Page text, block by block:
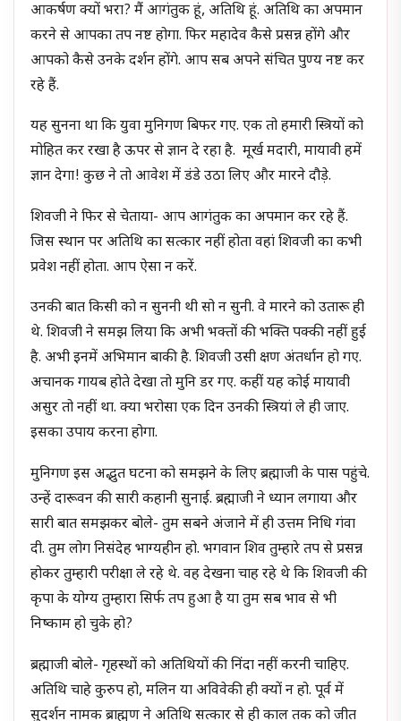
आकर्षण क्यों भरा? मैं आगंतुक हूं, अतिथि हूं. अतिथि का अपमान
करने से आपका तप नष्ट होगा. फिर महादेव कैसे प्रसन्न होंगे और
आपको कैसे उनके दर्शन होंगे. आप सब अपने संचित पुण्य नष्ट कर
रहे हैं.
यह सुनना था कि युवा मुनिगण बिफर गए. एक तो हमारी स्त्रियों को
मोहित कर रखा है ऊपर से ज्ञान दे रहा है. मूर्ख मदारी, मायावी हमें
ज्ञान देगा! कुछ ने तो आवेश में डंडे उठा लिए और मारने दौड़े.
शिवजी ने फिर से चेताया- आप आगंतुक का अपमान कर रहे हैं.
जिस स्थान पर अतिथि का सत्कार नहीं होता वहां शिवजी का कभी
प्रवेश नहीं होता. आप ऐसा न करें.
उनकी बात किसी को न सुननी थी सो न सुनी. वे मारने को उतारू ही
थे. शिवजी ने समझ लिया कि अभी भक्तों की भक्ति पक्की नहीं हुई
है. अभी इनमें अभिमान बाकी है. शिवजी उसी क्षण अंतर्धान हो गए.
अचानक गायब होते देखा तो मुनि डर गए. कहीं यह कोई मायावी
असुर तो नहीं था. क्या भरोसा एक दिन उनकी स्त्रियां ले ही जाए.
इसका उपाय करना होगा.
मुनिगण इस अद्भुत घटना को समझने के लिए ब्रह्माजी के पास पहुंचे.
उन्हें दारूवन की सारी कहानी सुनाई. ब्रह्माजी ने ध्यान लगाया और
सारी बात समझकर बोले- तुम सबने अंजाने में ही उत्तम निधि गंवा
दी. तुम लोग निसंदेह भाग्यहीन हो. भगवान शिव तुम्हारे तप से प्रसन्न
होकर तुम्हारी परीक्षा ले रहे थे. वह देखना चाह रहे थे कि शिवजी की
कृपा के योग्य तुम्हारा सिर्फ तप हुआ है या तुम सब भाव से भी
निष्काम हो चुके हो?
ब्रह्माजी बोले- गृहस्थों को अतिथियों की निंदा नहीं करनी चाहिए.
अतिथि चाहे कुरुप हो, मलिन या अविवेकी ही क्यों न हो. पूर्व में
सुदर्शन नामक ब्राह्मण ने अतिथि सत्कार से ही काल तक को जीत